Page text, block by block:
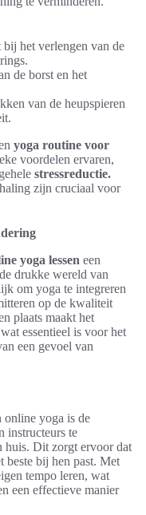
bij het verlengen van de
de borst en het
van de heupspieren
yoga routine voor
voordelen ervaren,
stressreductie.
zijn cruciaal voor
yoga lessen een
drukke wereld van
om yoga te integreren
op de kwaliteit
plaats maakt het
essentieel is voor het
een gevoel van
online yoga is de
instructeurs te
huis. Dit zorgt ervoor dat
beste bij hen past. Met
tempo leren, wat
een effectieve manier